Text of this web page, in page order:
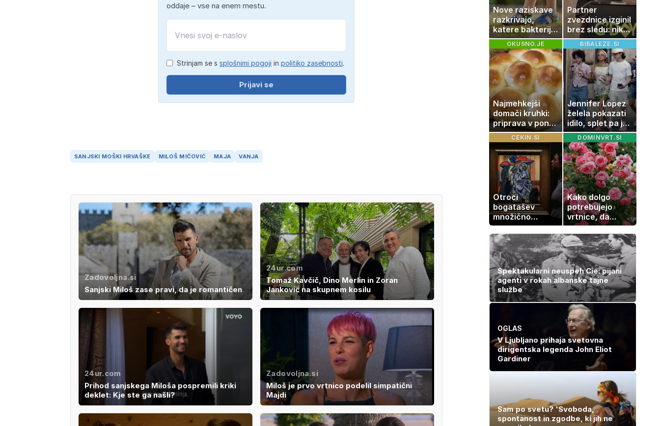
oddaje – vse na enem mestu.
Strinjam se s splošnimi pogoji in politiko zasebnosti.
Prijavi se
SANJSKI MOŠKI HRVAŠKE MILOŠ MIČOVIĆ MAJA VANJA
Zadovoljna.si
Sanjski Miloš zase pravi, da je romantičen
24ur.com
Tomaž Kavčič, Dino Merlin in Zoran
Janković na skupnem kosilu
24ur.com
Prihod sanjskega Miloša pospremili kriki
deklet: Kje ste ga našli?
Zadovoljna.si
Miloš je prvo vrtnico podelil simpatični
Majdi
Nove raziskave
razkrivajo,
katere bakterije
na koži privlačijo
komarje
Partner
zvezdnice izginil
brez sledu: nikoli
ga niso našli,
nato je prišla še
ena tragedija
OKUSNO.JE
Najmehkejši
domači kruhki:
priprava v ponvi
je trik za popoln
rezultat
BIBALEZE.SI
Jennifer Lopez
želela pokazati
idilo, splet pa je
razburila ena
stvar
CEKIN.SI
Otroci
bogatašev
množično
prodajajo
družinske
zbirke: raje
imajo denar kot
umetnine
DOMINVRT.SI
Kako dolgo
potrebujejo
vrtnice, da
zrastejo? Vse o
rasti, cvetenju
in negi vrtnic
Spektakularni neuspeh Cie: pijani
agenti v rokah albanske tajne
službe
OGLAS
V Ljubljano prihaja svetovna
dirigentska legenda John Eliot
Gardiner
Sam po svetu? 'Svoboda,
spontanost in zgodbe, ki jih ne